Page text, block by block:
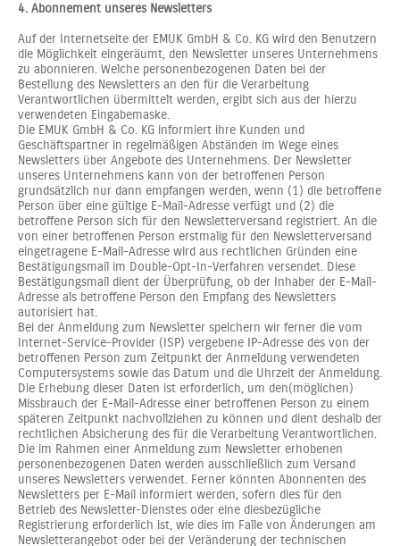
4. Abonnement unseres Newsletters
Auf der Internetseite der EMUK GmbH & Co. KG wird den Benutzern
die Möglichkeit eingeräumt, den Newsletter unseres Unternehmens
zu abonnieren. Welche personenbezogenen Daten bei der
Bestellung des Newsletters an den für die Verarbeitung
Verantwortlichen übermittelt werden, ergibt sich aus der hierzu
verwendeten Eingabemaske.
Die EMUK GmbH & Co. KG informiert ihre Kunden und
Geschäftspartner in regelmäßigen Abständen im Wege eines
Newsletters über Angebote des Unternehmens. Der Newsletter
unseres Unternehmens kann von der betroffenen Person
grundsätzlich nur dann empfangen werden, wenn (1) die betroffene
Person über eine gültige E-Mail-Adresse verfügt und (2) die
betroffene Person sich für den Newsletterversand registriert. An die
von einer betroffenen Person erstmalig für den Newsletterversand
eingetragene E-Mail-Adresse wird aus rechtlichen Gründen eine
Bestätigungsmail im Double-Opt-In-Verfahren versendet. Diese
Bestätigungsmail dient der Überprüfung, ob der Inhaber der E-Mail-
Adresse als betroffene Person den Empfang des Newsletters
autorisiert hat.
Bei der Anmeldung zum Newsletter speichern wir ferner die vom
Internet-Service-Provider (ISP) vergebene IP-Adresse des von der
betroffenen Person zum Zeitpunkt der Anmeldung verwendeten
Computersystems sowie das Datum und die Uhrzeit der Anmeldung.
Die Erhebung dieser Daten ist erforderlich, um den(möglichen)
Missbrauch der E-Mail-Adresse einer betroffenen Person zu einem
späteren Zeitpunkt nachvollziehen zu können und dient deshalb der
rechtlichen Absicherung des für die Verarbeitung Verantwortlichen.
Die im Rahmen einer Anmeldung zum Newsletter erhobenen
personenbezogenen Daten werden ausschließlich zum Versand
unseres Newsletters verwendet. Ferner könnten Abonnenten des
Newsletters per E-Mail informiert werden, sofern dies für den
Betrieb des Newsletter-Dienstes oder eine diesbezügliche
Registrierung erforderlich ist, wie dies im Falle von Änderungen am
Newsletterangebot oder bei der Veränderung der technischen